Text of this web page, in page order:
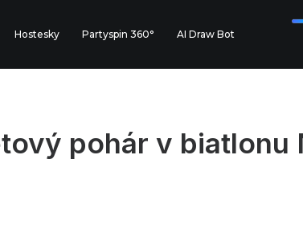
Hostesky Partyspin 360° AI Draw Bot
pohár v biatlonu